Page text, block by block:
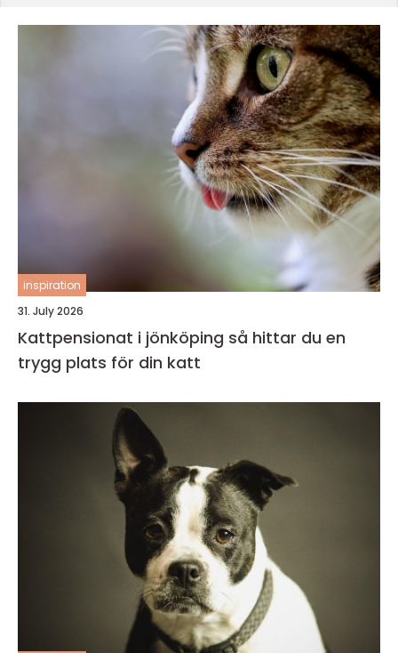
inspiration
31. July 2026
Kattpensionat i jönköping så hittar du en
trygg plats för din katt